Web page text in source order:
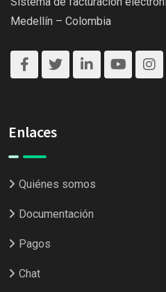
Medellín – Colombia
Enlaces
Quiénes somos
Documentación
Pagos
Chat